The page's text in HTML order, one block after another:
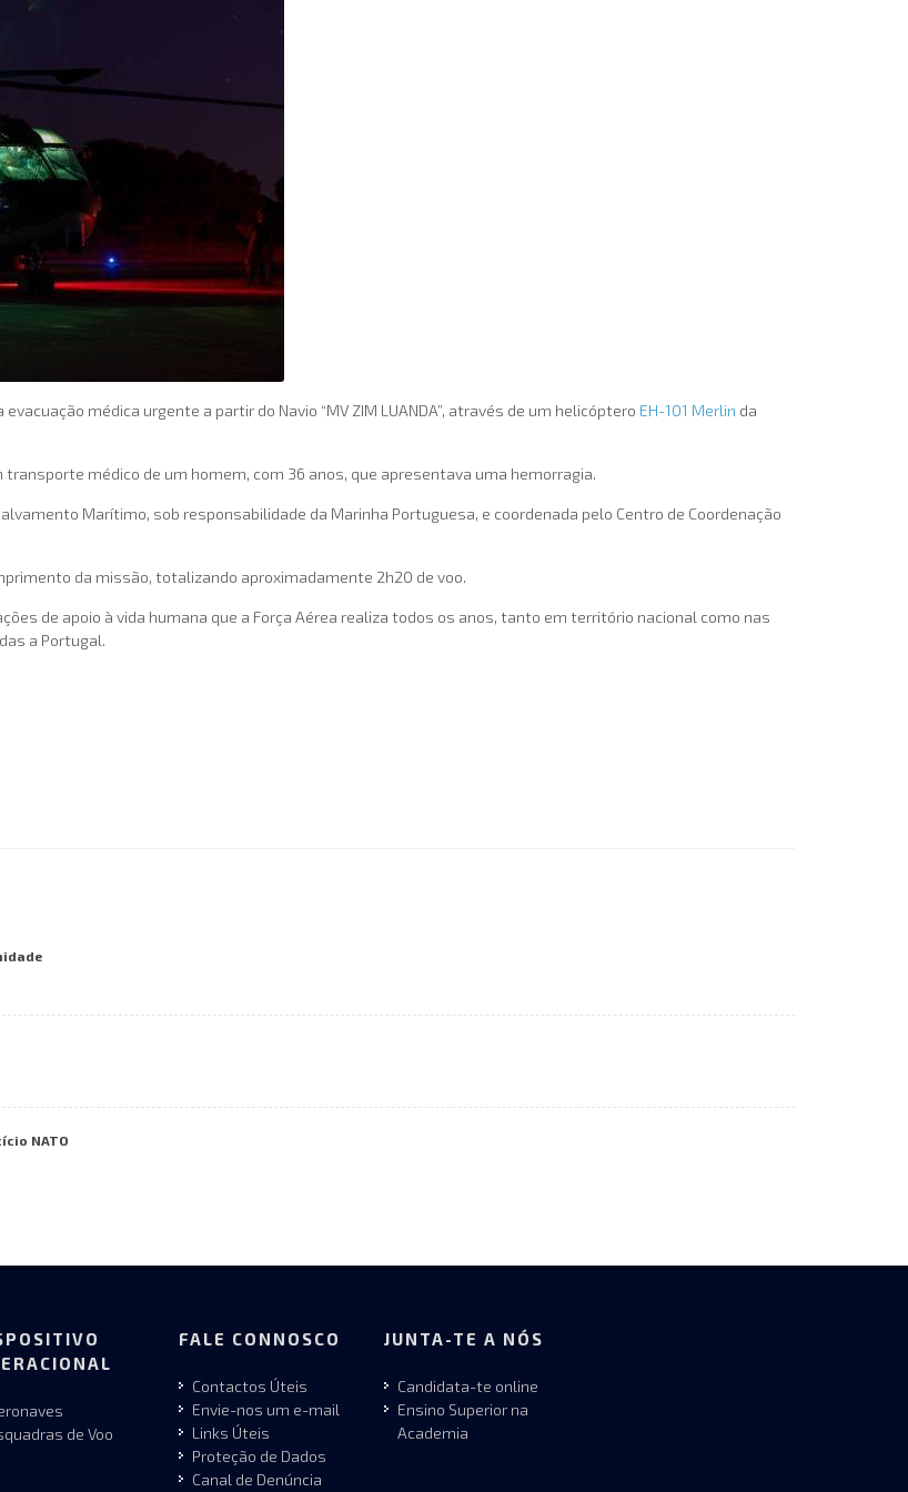
médica urgente a partir do Navio “MV ZIM LUANDA”, através de um helicóptero EH-101 Merlin da
médico de um homem, com 36 anos, que apresentava uma hemorragia.
Marítimo, sob responsabilidade da Marinha Portuguesa, e coordenada pelo Centro de Coordenação
da missão, totalizando aproximadamente 2h20 de voo.
de apoio à vida humana que a Força Aérea realiza todos os anos, tanto em território nacional como nas
a Portugal.
NATO
de Voo
FALE CONNOSCO
Contactos Úteis
Envie-nos um e-mail
Links Úteis
Proteção de Dados
Canal de Denúncia
JUNTA-TE A NÓS
Candidata-te online
Ensino Superior na
Academia